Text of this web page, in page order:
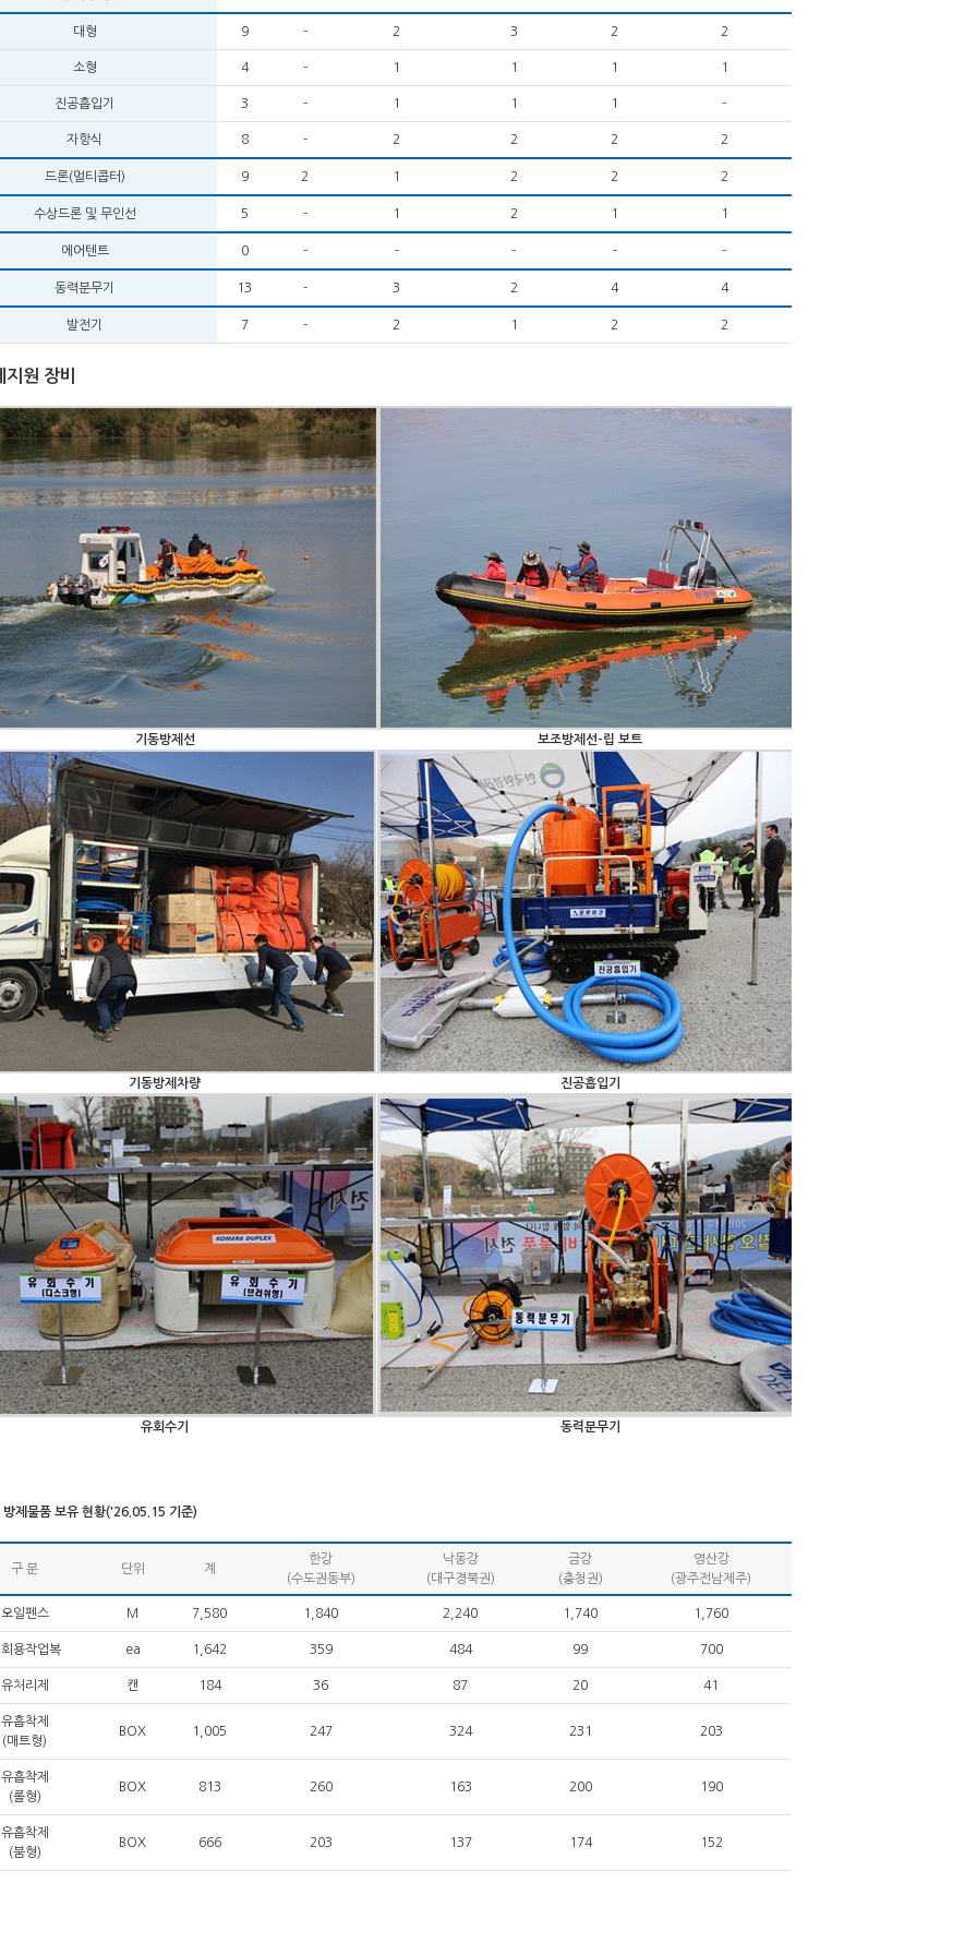
대형 9 - 2 3 2 2
소형 4 - 1 1 1 1
진공흡입기 3 - 1 1 1 -
자항식 8 - 2 2 2 2
드론(멀티콥터) 9 2 1 2 2 2
수상드론 및 무인선 5 - 1 2 1 1
에어텐트 0 - - - - -
동력분무기 13 - 3 2 4 4
발전기 7 - 2 1 2 2
지원 장비
기동방제선 보조방제선-립 보트
기동방제차량 진공흡입기
유회수기 동력분무기
방제물품 보유 현황('26.05.15 기준)
구 분 단위 계
한강
(수도권동부)
낙동강
(대구경북권)
금강
(충청권)
영산강
(광주전남제주)
오일펜스 M 7,580 1,840 2,240 1,740 1,760
용작업복 ea 1,642 359 484 99 700
유처리제 캔 184 36 87 20 41
유흡착제
(매트형)
BOX 1,005 247 324 231 203
유흡착제
(롤형)
BOX 813 260 163 200 190
유흡착제
(붐형)
BOX 666 203 137 174 152